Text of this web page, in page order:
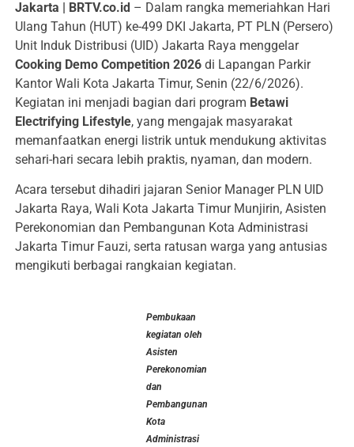
Jakarta | BRTV.co.id – Dalam rangka memeriahkan Hari
Ulang Tahun (HUT) ke-499 DKI Jakarta, PT PLN (Persero)
Unit Induk Distribusi (UID) Jakarta Raya menggelar
Cooking Demo Competition 2026 di Lapangan Parkir
Kantor Wali Kota Jakarta Timur, Senin (22/6/2026).
Kegiatan ini menjadi bagian dari program Betawi
Electrifying Lifestyle, yang mengajak masyarakat
memanfaatkan energi listrik untuk mendukung aktivitas
sehari-hari secara lebih praktis, nyaman, dan modern.
Acara tersebut dihadiri jajaran Senior Manager PLN UID
Jakarta Raya, Wali Kota Jakarta Timur Munjirin, Asisten
Perekonomian dan Pembangunan Kota Administrasi
Jakarta Timur Fauzi, serta ratusan warga yang antusias
mengikuti berbagai rangkaian kegiatan.
Pembukaan
kegiatan oleh
Asisten
Perekonomian
dan
Pembangunan
Kota
Administrasi